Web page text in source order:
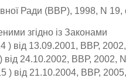
Ради (ВВР), 1998, N 19,
згідно із Законами
) від 13.09.2001, ВВР, 2002,
від 24.10.2002, ВВР, 2002,
) від 21.10.2004, ВВР,